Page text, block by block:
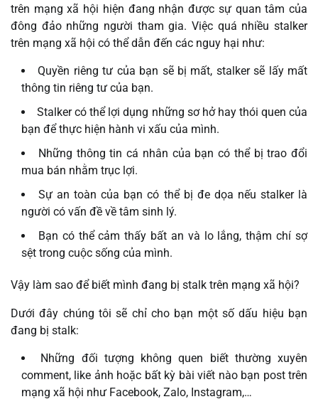
trên mạng xã hội hiện đang nhận được sự quan tâm của
đông đảo những người tham gia. Việc quá nhiều stalker
trên mạng xã hội có thể dẫn đến các nguy hại như:
Quyền riêng tư của bạn sẽ bị mất, stalker sẽ lấy mất
thông tin riêng tư của bạn.
Stalker có thể lợi dụng những sơ hở hay thói quen của
bạn để thực hiện hành vi xấu của mình.
Những thông tin cá nhân của bạn có thể bị trao đổi
mua bán nhằm trục lợi.
Sự an toàn của bạn có thể bị đe dọa nếu stalker là
người có vấn đề về tâm sinh lý.
Bạn có thể cảm thấy bất an và lo lắng, thậm chí sợ
sệt trong cuộc sống của mình.
Vậy làm sao để biết mình đang bị stalk trên mạng xã hội?
Dưới đây chúng tôi sẽ chỉ cho bạn một số dấu hiệu bạn
đang bị stalk:
Những đối tượng không quen biết thường xuyên
comment, like ảnh hoặc bất kỳ bài viết nào bạn post trên
mạng xã hội như Facebook, Zalo, Instagram,…